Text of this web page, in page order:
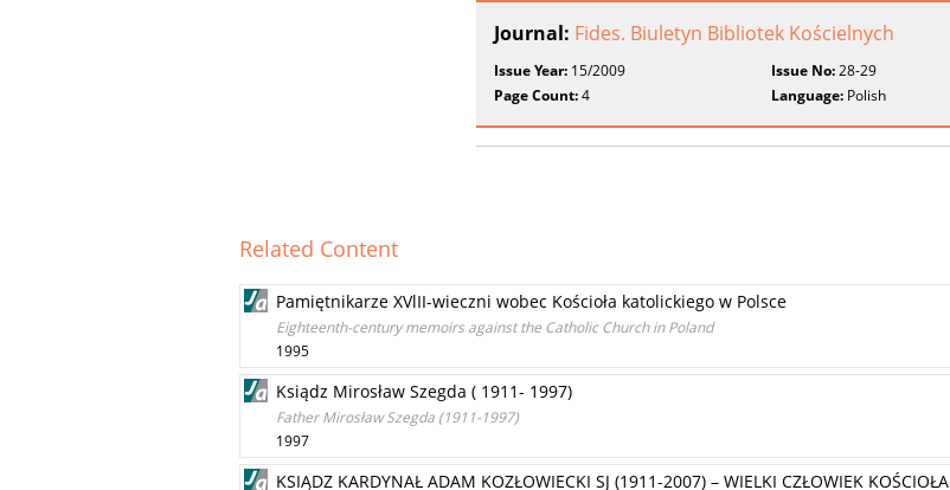
Journal: Fides. Biuletyn Bibliotek Kościelnych
Issue Year: 15/2009 Issue No:28-29
Page Count:4 Language: Polish
Related Content
Pamiętnikarze XVlII-wieczni wobec Kościoła katolickiego w Polsce
Eighteenth-century memoirs against the Catholic Church in Poland
1995
Ksiądz Mirosław Szegda ( 1911- 1997)
Father Mirosław Szegda (1911-1997)
1997
KSIĄDZ KARDYNAŁ ADAM KOZŁOWIECKI SJ (1911-2007) – WIELKI CZŁOWIEK KOŚCIOŁA